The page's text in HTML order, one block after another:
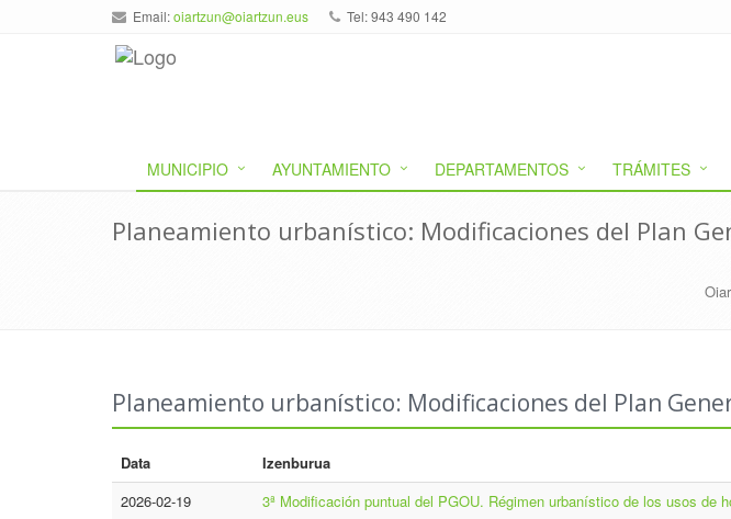
Email:oiartzun@oiartzun.eus Tel: 943 490 142
MUNICIPIO AYUNTAMIENTO DEPARTAMENTOS TRÁMITES
Planeamiento urbanístico: Modificaciones del Plan
Planeamiento urbanístico: Modificaciones del Plan
Data Izenburua
2026-02-19
3ª Modificación puntual del PGOU. Régimen urbanístico de los usos de